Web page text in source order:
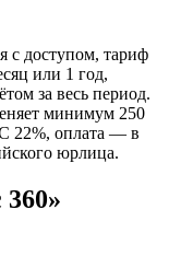
с доступом, тариф
или 1 год,
за весь период.
минимум 250
22%, оплата — в
юрлица.